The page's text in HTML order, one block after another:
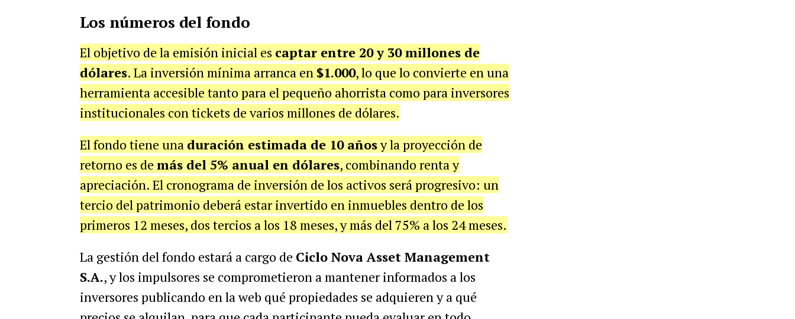
Los números del fondo
El objetivo de la emisión inicial es captar entre 20 y 30 millones de
dólares. La inversión mínima arranca en $1.000, lo que lo convierte en una
herramienta accesible tanto para el pequeño ahorrista como para inversores
institucionales con tickets de varios millones de dólares.
El fondo tiene una duración estimada de 10 añosy la proyección de
retorno es de más del 5% anual en dólares, combinando renta y
apreciación. El cronograma de inversión de los activos será progresivo: un
tercio del patrimonio deberá estar invertido en inmuebles dentro de los
primeros 12 meses, dos tercios a los 18 meses, y más del 75% a los 24 meses.
La gestión del fondo estará a cargo de Ciclo Nova Asset Management
S.A., y los impulsores se comprometieron a mantener informados a los
inversores publicando en la web qué propiedades se adquieren y a qué